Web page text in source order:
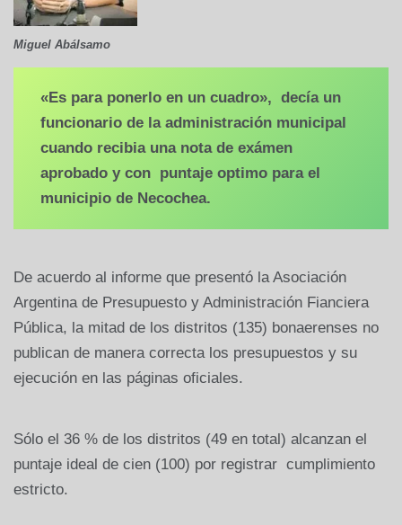
Miguel Abálsamo
«Es para ponerlo en un cuadro», decía un
funcionario de la administración municipal
cuando recibia una nota de exámen
aprobado y con puntaje optimo para el
municipio de Necochea.
De acuerdo al informe que presentó la Asociación
Argentina de Presupuesto y Administración Fianciera
Pública, la mitad de los distritos (135) bonaerenses no
publican de manera correcta los presupuestos y su
ejecución en las páginas oficiales.
Sólo el 36 % de los distritos (49 en total) alcanzan el
puntaje ideal de cien (100) por registrar cumplimiento
estricto.